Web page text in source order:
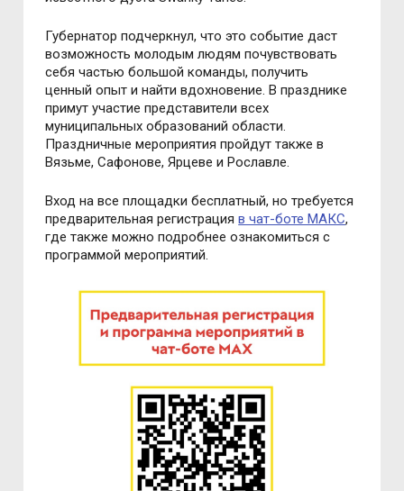
Губернатор подчеркнул, что это событие даст
возможность молодым людям почувствовать
себя частью большой команды, получить
ценный опыт и найти вдохновение. В празднике
примут участие представители всех
муниципальных образований области.
Праздничные мероприятия пройдут также в
Вязьме, Сафонове, Ярцеве и Рославле.
Вход на все площадки бесплатный, но требуется
предварительная регистрацияв чат-боте МАКС,
где также можно подробнее ознакомиться с
программой мероприятий.